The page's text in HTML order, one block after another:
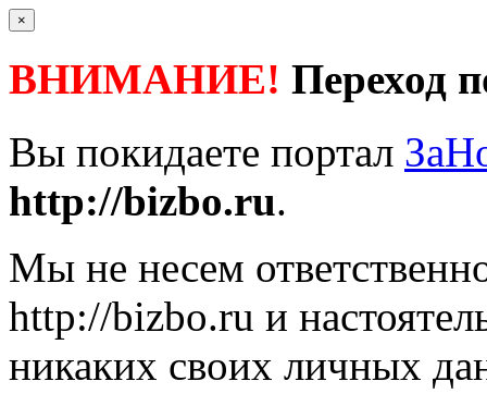
×
ВНИМАНИЕ! Переход
Вы покидаете портал
http://bizbo.ru.
Мы не несем
http://bizbo.ru и
никаких своих личных